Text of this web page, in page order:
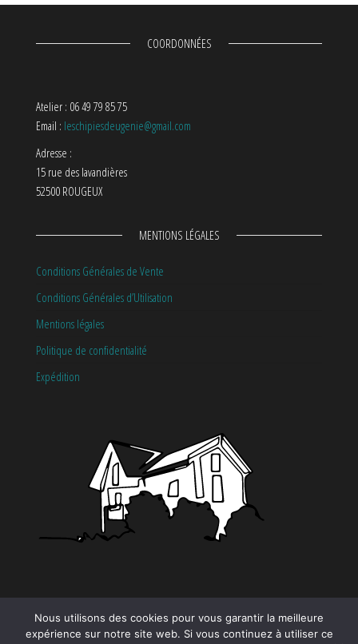
COORDONNÉES
Atelier : 06 49 79 85 75
Email : leschipiesdeugenie@gmail.com
Adresse :
15 rue des lavandières
52500 ROUGEUX
MENTIONS LÉGALES
Conditions Générales de Vente
Conditions Générales d’Utilisation
Mentions légales
Politique de confidentialité
Expédition
CATÉGORIES
Nous utilisons des cookies pour vous garantir la meilleure
expérience sur notre site web. Si vous continuez à utiliser ce